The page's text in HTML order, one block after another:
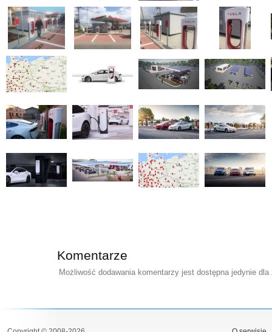
Komentarze
Możliwość dodawania komentarzy jest dostępna jedynie